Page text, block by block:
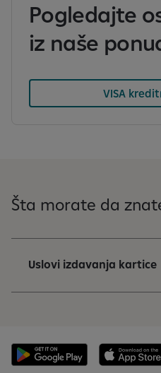
Pogledajte
iz naše
VISA
Šta morate da
Uslovi izdavanja kartice